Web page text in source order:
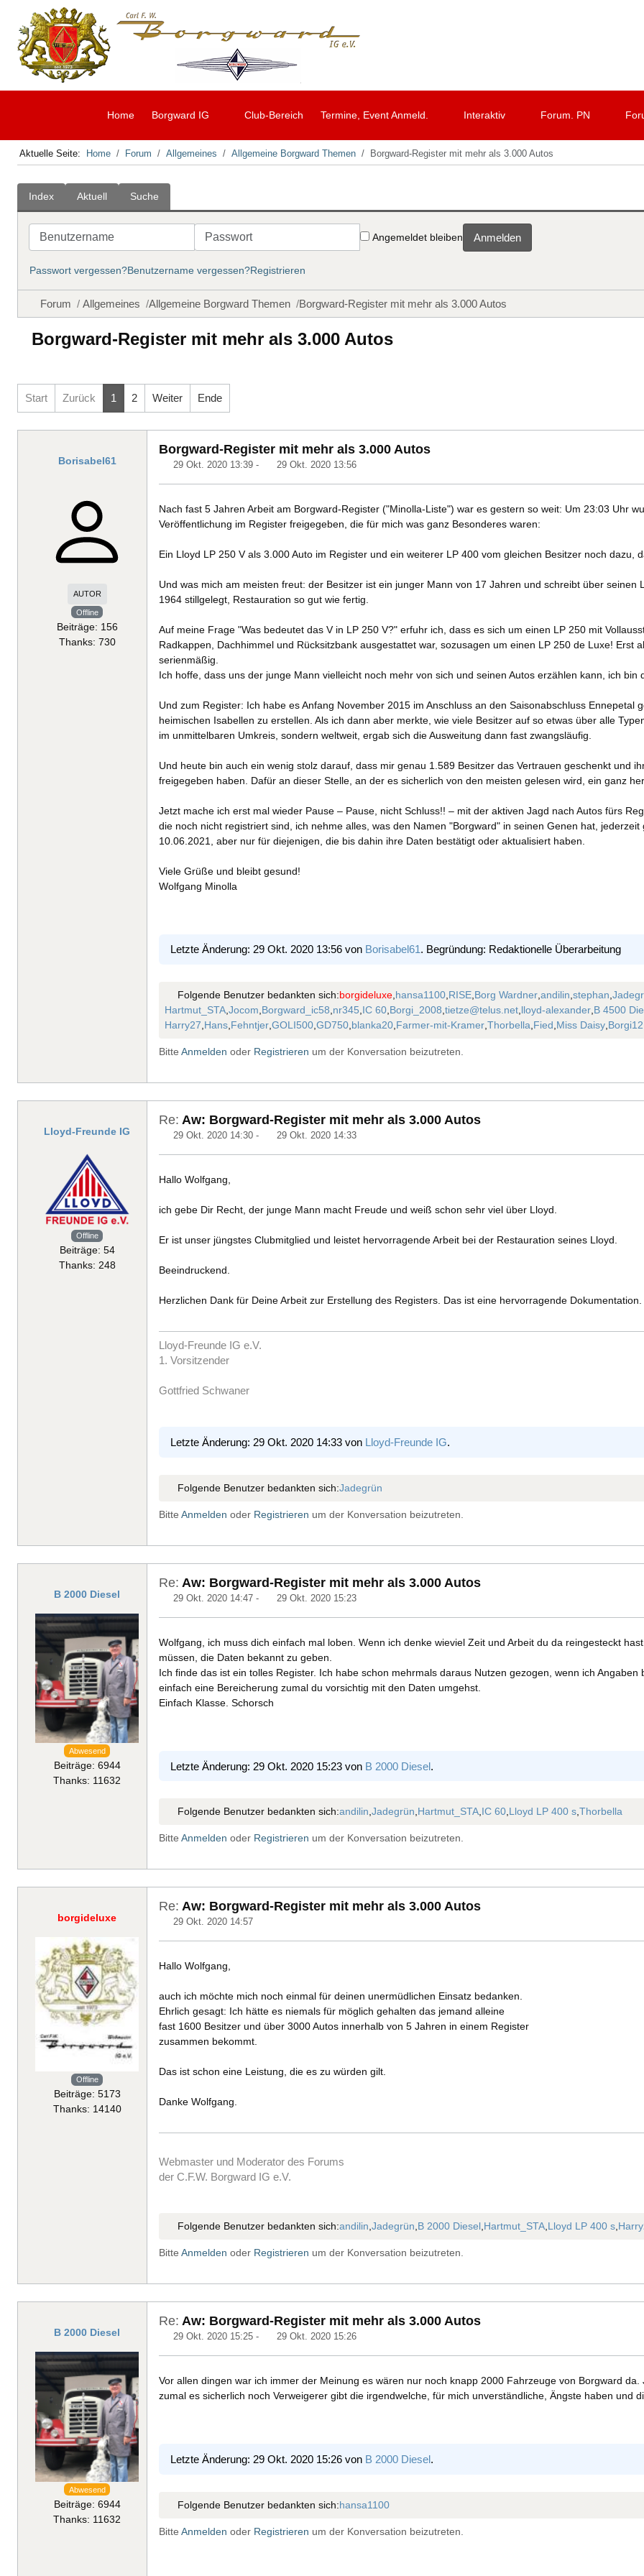
Home Borgward IG Club-Bereich Termine, Event Anmeld. Interaktiv Forum. PN
Aktuelle Seite: Home Forum Allgemeines Allgemeine Borgward Themen Borgward-Register mit mehr als 3.000 Autos
Index Aktuell Suche
Benutzername Passwort
Angemeldet bleiben Anmelden
Passwort vergessen?Benutzername vergessen?Registrieren
Forum Allgemeines Allgemeine Borgward Themen Borgward-Register mit mehr als 3.000 Autos
Borgward-Register mit mehr als 3.000 Autos
Start Zurück 1 2 Weiter Ende
Borisabel61
AUTOR
Offline
Beiträge: 156
Thanks: 730
Borgward-Register mit mehr als 3.000 Autos
29 Okt. 2020 13:39 - 29 Okt. 2020 13:56
Nach fast 5 Jahren Arbeit am Borgward-Register ("Minolla-Liste") war es gestern so weit: Um 23:03 Uhr
Veröffentlichung im Register freigegeben, die für mich was ganz Besonderes waren:
Ein Lloyd LP 250 V als 3.000 Auto im Register und ein weiterer LP 400 vom gleichen Besitzer noch dazu,
Und was mich am meisten freut: der Besitzer ist ein junger Mann von 17 Jahren und schreibt über
1964 stillgelegt, Restauration so gut wie fertig.
Auf meine Frage "Was bedeutet das V in LP 250 V?" erfuhr ich, dass es sich um einen LP 250 mit
Radkappen, Dachhimmel und Rücksitzbank ausgestattet war, sozusagen um einen LP 250 de Luxe! Erst
serienmäßig.
Ich hoffe, dass uns der junge Mann vielleicht noch mehr von sich und seinen Autos erzählen kann, ich bin
Und zum Register: Ich habe es Anfang November 2015 im Anschluss an den Saisonabschluss
heimischen Isabellen zu erstellen. Als ich dann aber merkte, wie viele Besitzer auf so etwas über alle
im unmittelbaren Umkreis, sondern weltweit, ergab sich die Ausweitung dann fast zwangsläufig.
Und heute bin auch ein wenig stolz darauf, dass mir genau 1.589 Besitzer das Vertrauen geschenkt und
freigegeben haben. Dafür an dieser Stelle, an der es sicherlich von den meisten gelesen wird, ein ganz
Jetzt mache ich erst mal wieder Pause – Pause, nicht Schluss!! – mit der aktiven Jagd nach Autos fürs
die noch nicht registriert sind, ich nehme alles, was den Namen "Borgward" in seinen Genen hat,
10.06.2021, aber nur für diejenigen, die bis dahin ihre Daten bestätigt oder aktualisiert haben.
Viele Grüße und bleibt gesund!
Wolfgang Minolla
Letzte Änderung: 29 Okt. 2020 13:56 von Borisabel61. Begründung: Redaktionelle Überarbeitung
Folgende Benutzer bedankten sich:borgideluxe, hansa1100, RISE, Borg Wardner, andilin stephan
Hartmut_STA Jocom Borgward_ic58 nr345 IC 60 Borgi_2008 tietze@telus.net lloyd-alexander B 4500
Harry27 Hans Fehntjer GOLI500 GD750 blanka20 Farmer-mit-Kramer Thorbella Fied Miss Daisy Borgi12
Bitte Anmelden oder Registrieren um der Konversation beizutreten.
Lloyd-Freunde IG
Offline
Beiträge: 54
Thanks: 248
Re: Aw: Borgward-Register mit mehr als 3.000 Autos
29 Okt. 2020 14:30 - 29 Okt. 2020 14:33
Hallo Wolfgang,
ich gebe Dir Recht, der junge Mann macht Freude und weiß schon sehr viel über Lloyd.
Er ist unser jüngstes Clubmitglied und leistet hervorragende Arbeit bei der Restauration seines Lloyd.
Beeindruckend.
Herzlichen Dank für Deine Arbeit zur Erstellung des Registers. Das ist eine hervorragende Dokumentation.
Lloyd-Freunde IG e.V.
1. Vorsitzender
Gottfried Schwaner
Letzte Änderung: 29 Okt. 2020 14:33 von Lloyd-Freunde IG.
Folgende Benutzer bedankten sich:Jadegrün
Bitte Anmelden oder Registrieren um der Konversation beizutreten.
B 2000 Diesel
Abwesend
Beiträge: 6944
Thanks: 11632
Re: Aw: Borgward-Register mit mehr als 3.000 Autos
29 Okt. 2020 14:47 - 29 Okt. 2020 15:23
Wolfgang, ich muss dich einfach mal loben. Wenn ich denke wieviel Zeit und Arbeit du da reingesteckt
müssen, die Daten bekannt zu geben.
Ich finde das ist ein tolles Register. Ich habe schon mehrmals daraus Nutzen gezogen, wenn ich
einfach eine Bereicherung zumal du vorsichtig mit den Daten umgehst.
Einfach Klasse. Schorsch
Letzte Änderung: 29 Okt. 2020 15:23 von B 2000 Diesel.
Folgende Benutzer bedankten sich:andilin,Jadegrün,Hartmut_STA,IC 60,Lloyd LP 400 s,Thorbella
Bitte Anmelden oder Registrieren um der Konversation beizutreten.
borgideluxe
Offline
Beiträge: 5173
Thanks: 14140
Re: Aw: Borgward-Register mit mehr als 3.000 Autos
29 Okt. 2020 14:57
Hallo Wolfgang,
auch ich möchte mich noch einmal für deinen unermüdlichen Einsatz bedanken.
Ehrlich gesagt: Ich hätte es niemals für möglich gehalten das jemand alleine
fast 1600 Besitzer und über 3000 Autos innerhalb von 5 Jahren in einem Register
zusammen bekommt.
Das ist schon eine Leistung, die es zu würden gilt.
Danke Wolfgang.
Webmaster und Moderator des Forums
der C.F.W. Borgward IG e.V.
Folgende Benutzer bedankten sich:andilin,Jadegrün,B 2000 Diesel,Hartmut_STA,Lloyd LP 400 s,
Bitte Anmelden oder Registrieren um der Konversation beizutreten.
B 2000 Diesel
Abwesend
Beiträge: 6944
Thanks: 11632
Re: Aw: Borgward-Register mit mehr als 3.000 Autos
29 Okt. 2020 15:25 - 29 Okt. 2020 15:26
Vor allen dingen war ich immer der Meinung es wären nur noch knapp 2000 Fahrzeuge von Borgward
zumal es sicherlich noch Verweigerer gibt die irgendwelche, für mich unverständliche, Ängste haben und
Letzte Änderung: 29 Okt. 2020 15:26 von B 2000 Diesel.
Folgende Benutzer bedankten sich:hansa1100
Bitte Anmelden oder Registrieren um der Konversation beizutreten.